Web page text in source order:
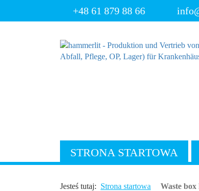
+48 61 879 88 66
STRONA STARTOWA
Jesteś tutaj: Strona startowa Waste box